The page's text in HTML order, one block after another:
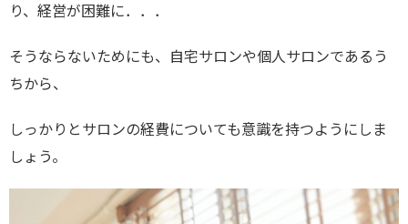
り、経営が困難に．．．
そうならないためにも、自宅サロンや個人サロンであるう
ちから、
しっかりとサロンの経費についても意識を持つようにしま
しょう。